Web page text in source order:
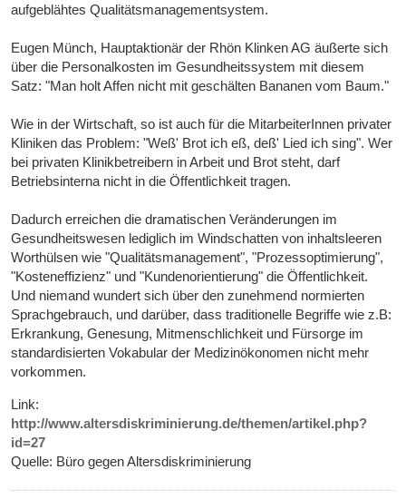
aufgeblähtes Qualitätsmanagementsystem.
Eugen Münch, Hauptaktionär der Rhön Klinken AG äußerte sich
über die Personalkosten im Gesundheitssystem mit diesem
Satz: "Man holt Affen nicht mit geschälten Bananen vom Baum."
Wie in der Wirtschaft, so ist auch für die MitarbeiterInnen privater
Kliniken das Problem: "Weß' Brot ich eß, deß' Lied ich sing". Wer
bei privaten Klinikbetreibern in Arbeit und Brot steht, darf
Betriebsinterna nicht in die Öffentlichkeit tragen.
Dadurch erreichen die dramatischen Veränderungen im
Gesundheitswesen lediglich im Windschatten von inhaltsleeren
Worthülsen wie "Qualitätsmanagement", "Prozessoptimierung",
"Kosteneffizienz" und "Kundenorientierung" die Öffentlichkeit.
Und niemand wundert sich über den zunehmend normierten
Sprachgebrauch, und darüber, dass traditionelle Begriffe wie z.B:
Erkrankung, Genesung, Mitmenschlichkeit und Fürsorge im
standardisierten Vokabular der Medizinökonomen nicht mehr
vorkommen.
Link:
http://www.altersdiskriminierung.de/themen/artikel.php?
id=27
Quelle: Büro gegen Altersdiskriminierung